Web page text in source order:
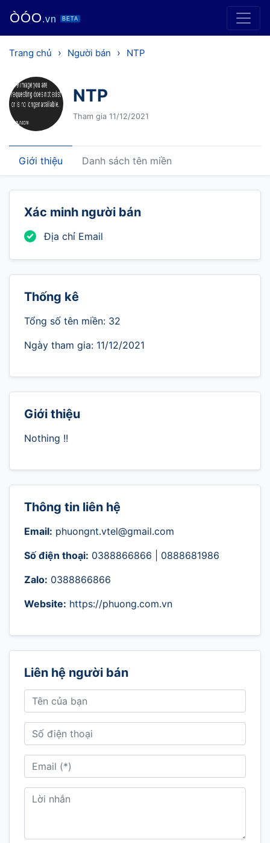
ÒÓO.vn BETA
Trang chủ › Người bán › NTP
NTP
Tham gia 11/12/2021
Giới thiệu Danh sách tên miền
Xác minh người bán
Địa chỉ Email
Thống kê
Tổng số tên miền: 32
Ngày tham gia: 11/12/2021
Giới thiệu
Nothing !!
Thông tin liên hệ
Email: phuongnt.vtel@gmail.com
Số điện thoại: 0388866866 | 0888681986
Zalo: 0388866866
Website: https://phuong.com.vn
Liên hệ người bán